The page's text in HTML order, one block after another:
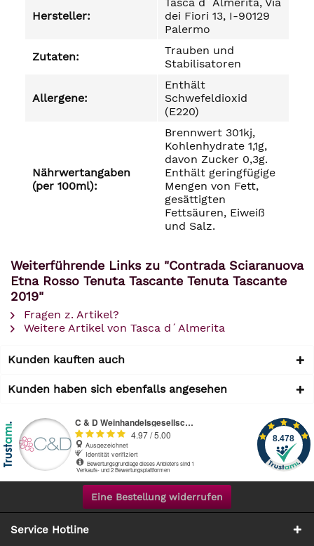
Hersteller:
dei Fiori 13, I-90129
Palermo
Zutaten:
Trauben und
Stabilisatoren
Allergene:
Enthält
Schwefeldioxid
(E220)
Nährwertangaben
(per 100ml):
Brennwert 301kj,
Kohlenhydrate 1,1g,
davon Zucker 0,3g.
Enthält geringfügige
Mengen von Fett,
gesättigten
Fettsäuren, Eiweiß
und Salz.
Weiterführende Links zu "Contrada Sciaranuova
Etna Rosso Tenuta Tascante Tenuta Tascante
2019"
Fragen z. Artikel?
Weitere Artikel von Tasca d´Almerita
Kunden kauften auch
Kunden haben sich ebenfalls angesehen
Eine Bestellung widerrufen
Service Hotline